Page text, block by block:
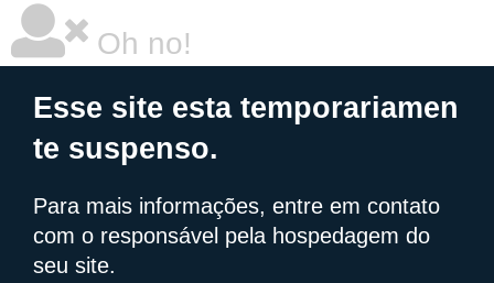
Oh no!
Esse site esta temporariamen
te suspenso.
Para mais informações, entre em contato
com o responsável pela hospedagem do
seu site.